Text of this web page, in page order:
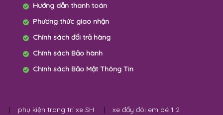
Hướng dẫn thanh toán
Phương thức giao nhận
Chính sách đổi trả hàng
Chính sách Bảo hành
Chính sách Bảo Mật Thông Tin
| phụ kiện trang trí xe SH |
xe đẩy đôi em bé 1 2